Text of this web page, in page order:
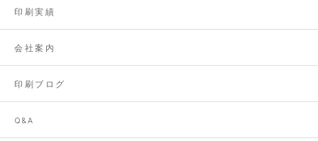
印刷実績
会社案内
印刷ブログ
Q&A